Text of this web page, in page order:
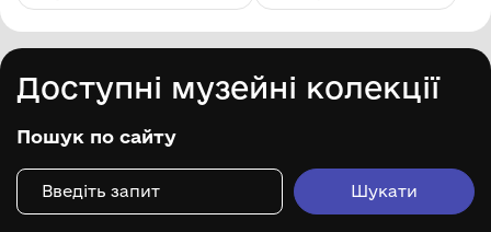
Доступні музейні колекції
Пошук по сайту